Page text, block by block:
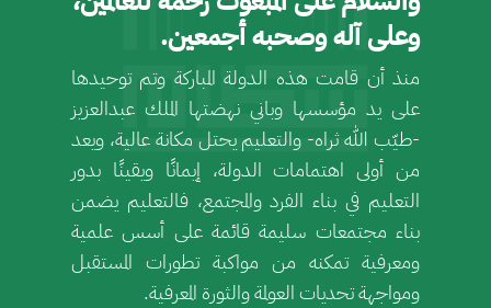
وعلى آله وصحبه أجمعين.
منذ أن قامت هذه الدولة المباركة وتم توحيدها
على يد مؤسسها وباني نهضتها الملك عبدالعزيز
-طيّب الله ثراه- والتعليم يحتل مكانة عالية، ويعد
من أولى اهتمامات الدولة، إيمانًا ويقينًا بدور
التعليم في بناء الفرد والمجتمع، فالتعليم يضمن
بناء مجتمعات سليمة قائمة على أسس علمية
ومعرفية تمكنه من مواكبة تطورات المستقبل
ومواجهة تحديات العولمة والثورة المعرفية.